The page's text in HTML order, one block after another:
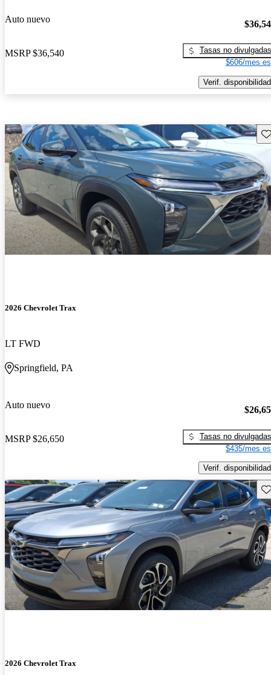
Auto nuevo
MSRP $36,540
Tasas no divulgadas
$606/mes
Verif. disponibilidad
2026 Chevrolet Trax
LT FWD
Springfield, PA
Auto nuevo
MSRP $26,650
Tasas no divulgadas
$435/mes
Verif. disponibilidad
2026 Chevrolet Trax